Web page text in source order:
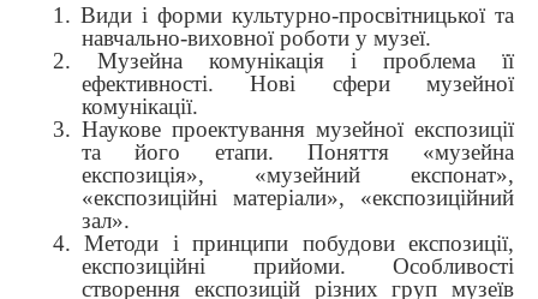
1. Види і форми культурно-просвітницької та
навчально-виховної роботи у музеї.
2. Музейна комунікація і проблема її
ефективності. Нові сфери музейної
комунікації.
3. Наукове проектування музейної експозиції
та його етапи. Поняття «музейна
експозиція», «музейний експонат»,
«експозиційні матеріали», «експозиційний
зал».
4. Методи і принципи побудови експозиції,
експозиційні прийоми. Особливості
створення експозицій різних груп музеїв